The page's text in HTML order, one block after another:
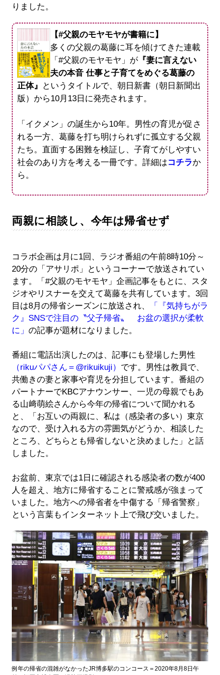
りました。
【#父親のモヤモヤが書籍に】
多くの父親の葛藤に耳を傾けてきた連載
「#父親のモヤモヤ」が 『妻に言えない
夫の本音 仕事と子育てをめぐる葛藤の
正体』
というタイトルで、朝日新書（朝日新聞出
版）から10月13日に発売されます。
「イクメン」の誕生から10年。男性の育児が促さ
れる一方、葛藤を打ち明けられずに孤立する父親
たち。直面する困難を検証し、子育てがしやすい
社会のあり方を考える一冊です。詳細はコチラか
ら。
両親に相談し、今年は帰省せず
コラボ企画は月に1回、ラジオ番組の午前8時10分～
20分の「アサリポ」というコーナーで放送されてい
ます。「#父親のモヤモヤ」企画記事をもとに、スタ
ジオやリスナーを交えて葛藤を共有しています。3回
目は8月の帰省シーズンに放送され、
「『気持ちがラ
ク』SNSで注目の〝父子帰省〟 お盆の選択が柔軟
に」 の記事が題材になりました。
番組に電話出演したのは、記事にも登場した男性
（rikuパパさん＝@rikuikuji） です。男性は教員で、
共働きの妻と家事や育児を分担しています。番組の
パートナーでKBCアナウンサー、一児の母親でもあ
る山﨑萌絵さんから今年の帰省について聞かれる
と、「お互いの両親に、私は（感染者の多い）東京
なので、受け入れる方の雰囲気がどうか、相談した
ところ、どちらとも帰省しないと決めました」と話
しました。
お盆前、東京では1日に確認される感染者の数が400
人を超え、地方に帰省することに警戒感が強まって
いました。地方への帰省者を中傷する「帰省警察」
という言葉もインターネット上で飛び交いました。
例年の帰省の混雑がなかったJR博多駅のコンコース＝2020年8月8日午